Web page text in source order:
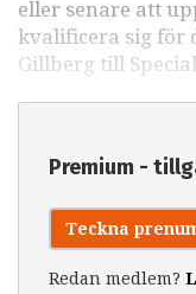
eller senare att
kvalificera sig för
Gillberg till
Premium -
Teckna
Redan medlem?